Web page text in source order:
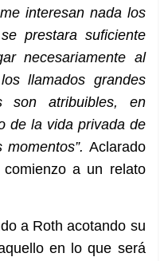
interesan nada los
prestara suficiente
necesariamente al
llamados grandes
son atribuibles, en
de la vida privada de
Aclarado
a un relato
a Roth acotando su
en lo que será